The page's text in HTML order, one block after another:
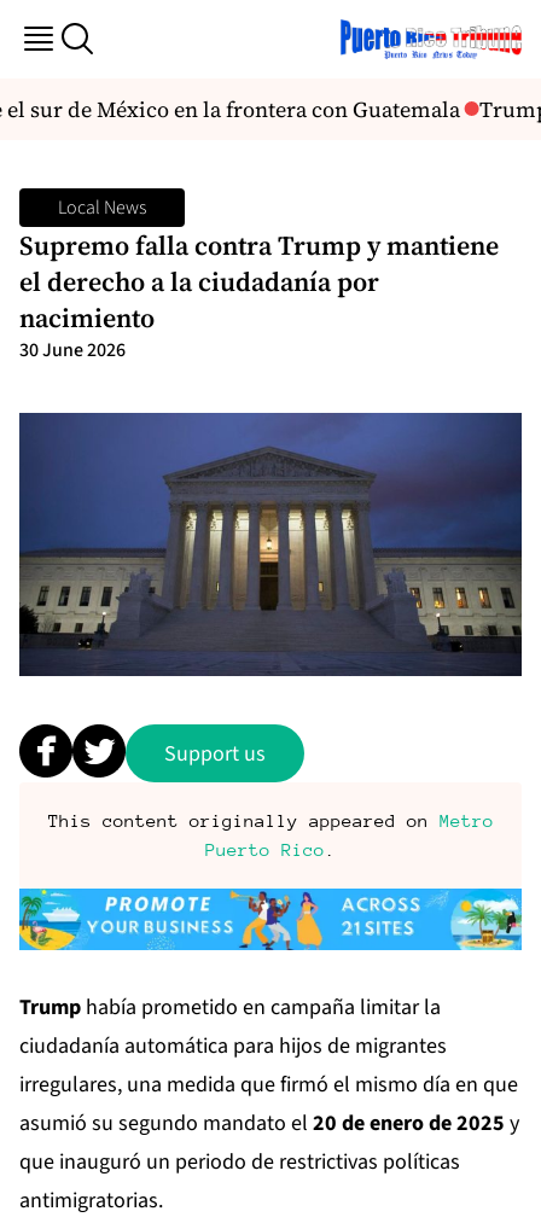
sur de México en la frontera con Guatemala Trump
Local News
Supremo falla contra Trump y mantiene
el derecho a la ciudadanía por
nacimiento
30 June 2026
Support us
This content originally appeared on Metro
Puerto Rico
Trump había prometido en campaña limitar la
ciudadanía automática para hijos de migrantes
irregulares, una medida que firmó el mismo día en que
asumió su segundo mandato el 20 de enero de 2025 y
que inauguró un periodo de restrictivas políticas
antimigratorias.